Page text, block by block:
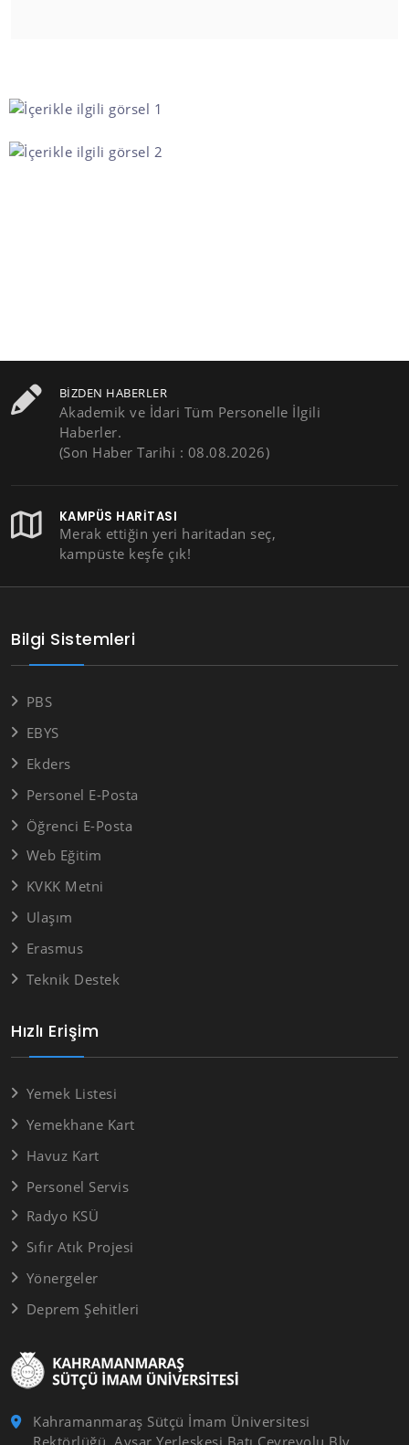
BIZDEN HABERLER
Akademik ve İdari Tüm Personelle İlgili
Haberler.
(Son Haber Tarihi : 08.08.2026)
KAMPÜS HARITASI
Merak ettiğin yeri haritadan seç,
kampüste keşfe çık!
Kahramanmaraş Sütçü İmam Üniversitesi
Hızlı Erişim
Yemek Listesi
Yemekhane Kart
Havuz Kart
Personel Servis
Radyo KSÜ
Sıfır Atık Projesi
Yönergeler
Deprem Şehitleri
Bilgi Sistemleri
PBS
EBYS
Ekders
Personel E-Posta
Öğrenci E-Posta
Web Eğitim
KVKK Metni
Ulaşım
Erasmus
Teknik Destek